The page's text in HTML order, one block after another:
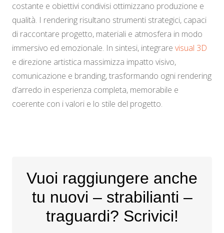
costante e obiettivi condivisi ottimizzano produzione e
qualità. I rendering risultano strumenti strategici, capaci
di raccontare progetto, materiali e atmosfera in modo
immersivo ed emozionale. In sintesi, integrare visual 3D
e direzione artistica massimizza impatto visivo,
comunicazione e branding, trasformando ogni rendering
d’arredo in esperienza completa, memorabile e
coerente con i valori e lo stile del progetto.
Vuoi raggiungere anche
tu nuovi – strabilianti –
traguardi? Scrivici!